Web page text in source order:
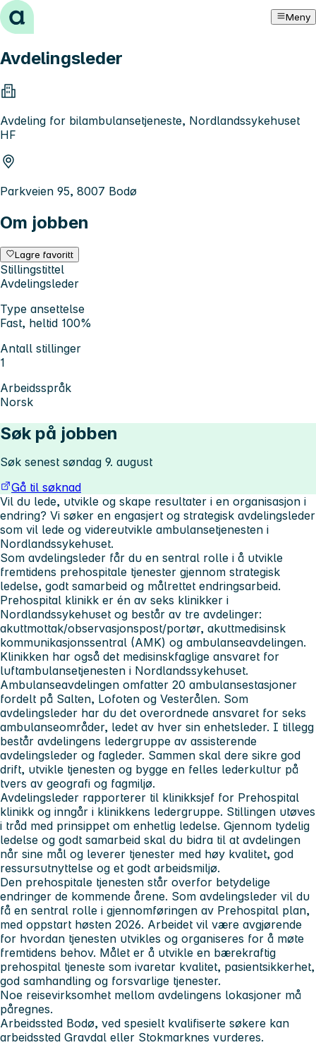
Hopp til innhold Meny
Avdelingsleder
Avdeling for bilambulansetjeneste, Nordlandssykehuset
HF
Parkveien 95, 8007 Bodø
Om jobben
Lagre favoritt
Stillingstittel
Avdelingsleder
Type ansettelse
Fast, heltid 100%
Antall stillinger
1
Arbeidsspråk
Norsk
Søk på jobben
Søk senest søndag 9. august
Gå til søknad
Vil du lede, utvikle og skape resultater i en organisasjon i
endring? Vi søker en engasjert og strategisk avdelingsleder
som vil lede og videreutvikle ambulansetjenesten i
Nordlandssykehuset.
Som avdelingsleder får du en sentral rolle i å utvikle
fremtidens prehospitale tjenester gjennom strategisk
ledelse, godt samarbeid og målrettet endringsarbeid.
Prehospital klinikk er én av seks klinikker i
Nordlandssykehuset og består av tre avdelinger:
akuttmottak/observasjonspost/portør, akuttmedisinsk
kommunikasjonssentral (AMK) og ambulanseavdelingen.
Klinikken har også det medisinskfaglige ansvaret for
luftambulansetjenesten i Nordlandssykehuset.
Ambulanseavdelingen omfatter 20 ambulansestasjoner
fordelt på Salten, Lofoten og Vesterålen. Som
avdelingsleder har du det overordnede ansvaret for seks
ambulanseområder, ledet av hver sin enhetsleder. I tillegg
består avdelingens ledergruppe av assisterende
avdelingsleder og fagleder. Sammen skal dere sikre god
drift, utvikle tjenesten og bygge en felles lederkultur på
tvers av geografi og fagmiljø.
Avdelingsleder rapporterer til klinikksjef for Prehospital
klinikk og inngår i klinikkens ledergruppe. Stillingen utøves
i tråd med prinsippet om enhetlig ledelse. Gjennom tydelig
ledelse og godt samarbeid skal du bidra til at avdelingen
når sine mål og leverer tjenester med høy kvalitet, god
ressursutnyttelse og et godt arbeidsmiljø.
Den prehospitale tjenesten står overfor betydelige
endringer de kommende årene. Som avdelingsleder vil du
få en sentral rolle i gjennomføringen av Prehospital plan,
med oppstart høsten 2026. Arbeidet vil være avgjørende
for hvordan tjenesten utvikles og organiseres for å møte
fremtidens behov. Målet er å utvikle en bærekraftig
prehospital tjeneste som ivaretar kvalitet, pasientsikkerhet,
god samhandling og forsvarlige tjenester.
Noe reisevirksomhet mellom avdelingens lokasjoner må
påregnes.
Arbeidssted Bodø, ved spesielt kvalifiserte søkere kan
arbeidssted Gravdal eller Stokmarknes vurderes.